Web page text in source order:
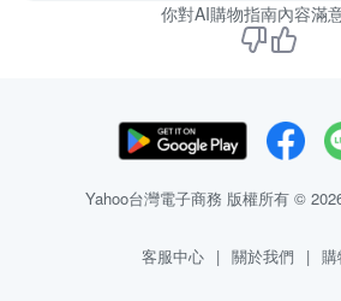
你對AI購物指南內容滿
Yahoo台灣電子商務 版權所有 ©
客服中心 | 關於我們 | 購